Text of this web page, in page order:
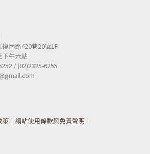
南路420巷20號1F
下午六點
/ (02)2325-6255
策 ︱ 網站使用條款與免責聲明 ︱